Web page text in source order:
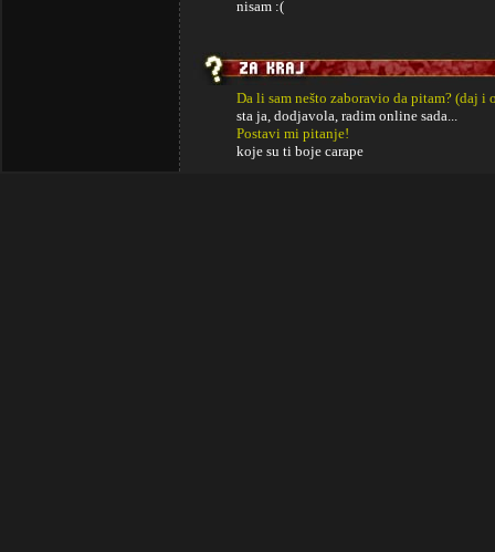
nisam :(
Da li sam nešto zaboravio da pitam? (daj i
sta ja, dodjavola, radim online sada...
Postavi mi pitanje!
koje su ti boje carape